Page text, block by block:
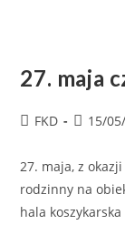
27. maja
FKD 15/
27. maja, z
rodzinny na
hala